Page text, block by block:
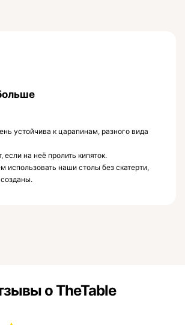
устойчива к царапинам, разного вида
если на неё пролить кипяток.
использовать наши столы без скатерти,
о TheTable